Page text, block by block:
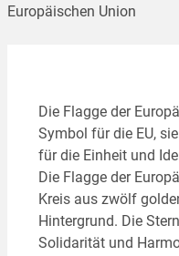
Europäischen Union
Die Flagge der
Symbol für die EU,
für die Einheit und
Die Flagge der
Kreis aus zwölf
Hintergrund. Die
Solidarität und